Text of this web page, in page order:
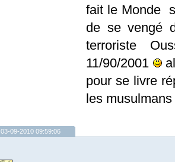
fait le Monde
de se vengé
terroriste
11/90/2001
pour se livre
les
03-09-2010 09:59:06